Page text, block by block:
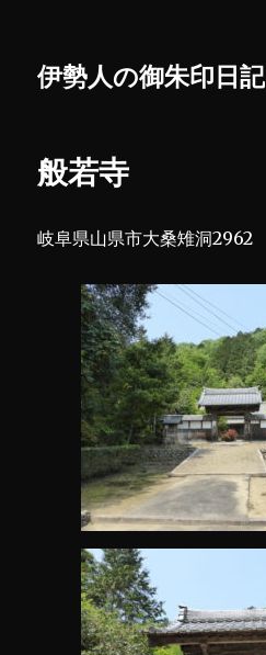
伊勢人の御朱印日記
般若寺
岐阜県山県市大桑雉洞2962